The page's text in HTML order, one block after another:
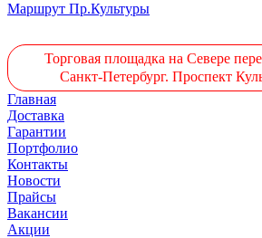
Маршрут Пр.Культуры
Торговая площадка на Севере
Санкт-Петербург. Проспект
Главная
Доставка
Гарантии
Портфолио
Контакты
Новости
Прайсы
Вакансии
Акции